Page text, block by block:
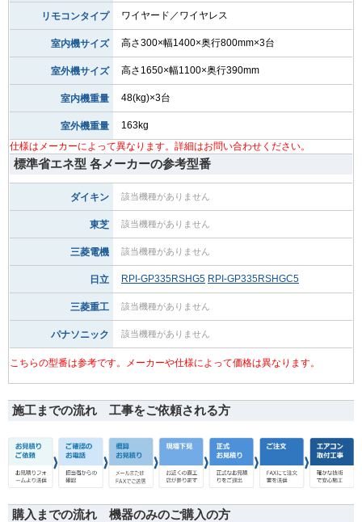
リモコンタイプ ワイヤード／ワイヤレス
室内機サイズ 高さ300×幅1400×奥行800mm×3台
室外機サイズ 高さ1650×幅1100×奥行390mm
室内機重量 48(kg)×3台
室外機重量
163kg
仕様はメーカーによって異なります。詳細はお問い合わせください。
標準省エネ型 各メーカーの参考型番
ダイキン 該当機種がありません
東芝 該当機種がありません
三菱電機 該当機種がありません
日立 RPI-GP335RSHG5 RPI-GP335RSHGC5
三菱重工 該当機種がありません
パナソニック 該当機種がありません
こちらの型番は参考です。メーカーや仕様によって価格は異なります。
施工までの流れ 工事をご依頼される方
購入までの流れ 機器のみのご購入の方